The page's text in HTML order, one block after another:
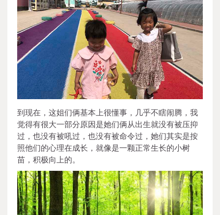
到现在，这姐们俩基本上很懂事，几乎不瞎闹腾，我
觉得有很大一部分原因是她们俩从出生就没有被压抑
过，也没有被吼过，也没有被命令过，她们其实是按
照他们的心理在成长，就像是一颗正常生长的小树
苗，积极向上的。